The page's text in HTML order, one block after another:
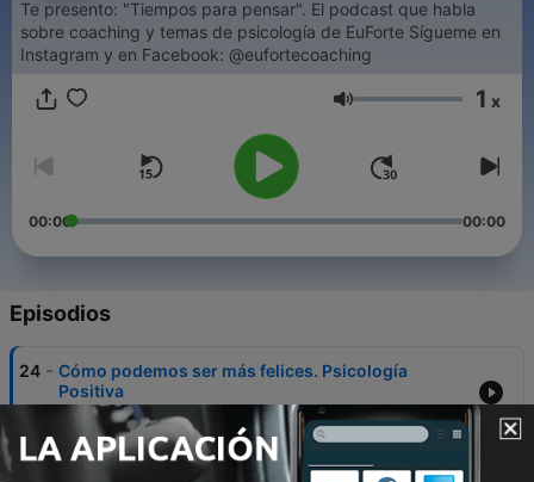
Te presento: "Tiempos para pensar". El podcast que habla
sobre coaching y temas de psicología de EuForte Sígueme en
Instagram y en Facebook: @eufortecoaching
Volumen 1 x
00:00 00:00
Episodios
24 - Cómo podemos ser más felices. Psicología
Positiva
07 jul. 2022
23 - Inteligencia Emocional